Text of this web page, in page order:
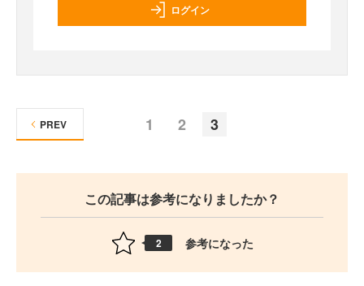
ログイン
1 2 3
PREV
この記事は参考になりましたか？
2 参考になった